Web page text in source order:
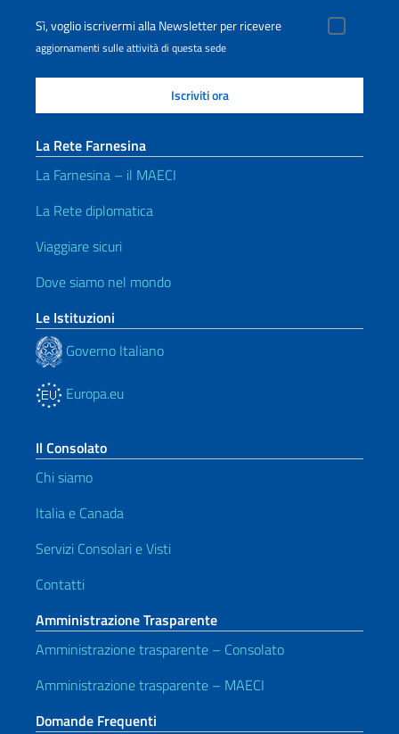
Sì, voglio iscrivermi alla Newsletter per ricevere
aggiornamenti sulle attività di questa sede
La Rete Farnesina
La Farnesina – il MAECI
La Rete diplomatica
Viaggiare sicuri
Dove siamo nel mondo
Le Istituzioni
Governo Italiano
Europa.eu
Il Consolato
Chi siamo
Italia e Canada
Servizi Consolari e Visti
Contatti
Amministrazione Trasparente
Amministrazione trasparente – Consolato
Amministrazione trasparente – MAECI
Domande Frequenti